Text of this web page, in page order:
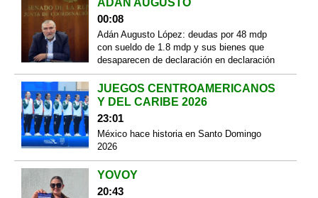
ADÁN AUGUSTO
00:08
Adán Augusto López: deudas por 48 mdp
con sueldo de 1.8 mdp y sus bienes que
desaparecen de declaración en declaración
JUEGOS CENTROAMERICANOS
Y DEL CARIBE 2026
23:01
México hace historia en Santo Domingo
2026
YOVOY
20:43